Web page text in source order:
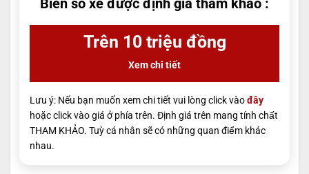
Biển số xe được định giá tham khảo :
Trên 10 triệu đồng
Xem chi tiết
Lưu ý: Nếu bạn muốn xem chi tiết vui lòng click vàođây
hoặc click vào giá ở phía trên. Định giá trên mang tính chất
THAM KHẢO. Tuỳ cá nhân sẽ có những quan điểm khác
nhau.